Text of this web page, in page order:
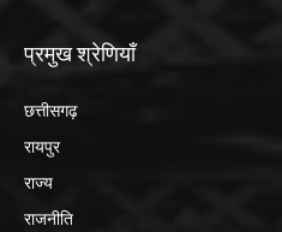
प्रमुख श्रेणियाँ
छत्तीसगढ़
रायपुर
राज्य
राजनीति